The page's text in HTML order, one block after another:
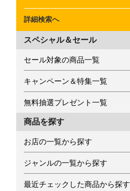
詳細検索へ
スペシャル＆セール
セール対象の商品一覧
キャンペーン＆特集一覧
無料抽選プレゼント一覧
商品を探す
お店の一覧から探す
ジャンルの一覧から探す
最近チェックした商品から探す